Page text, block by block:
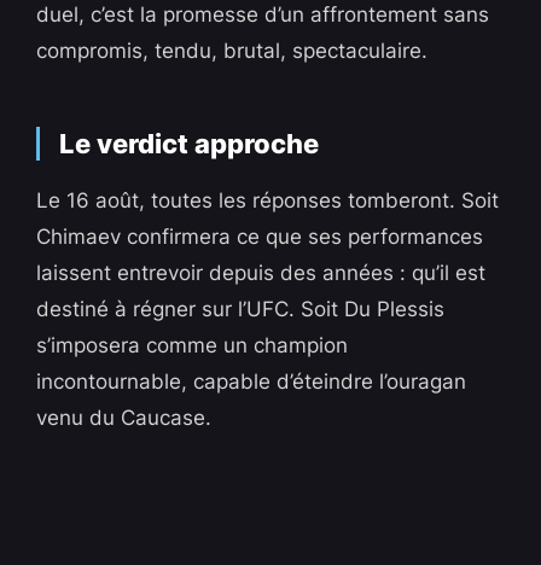
duel, c’est la promesse d’un affrontement sans
compromis, tendu, brutal, spectaculaire.
Le verdict approche
Le 16 août, toutes les réponses tomberont. Soit
Chimaev confirmera ce que ses performances
laissent entrevoir depuis des années : qu’il est
destiné à régner sur l’UFC. Soit Du Plessis
s’imposera comme un champion
incontournable, capable d’éteindre l’ouragan
venu du Caucase.